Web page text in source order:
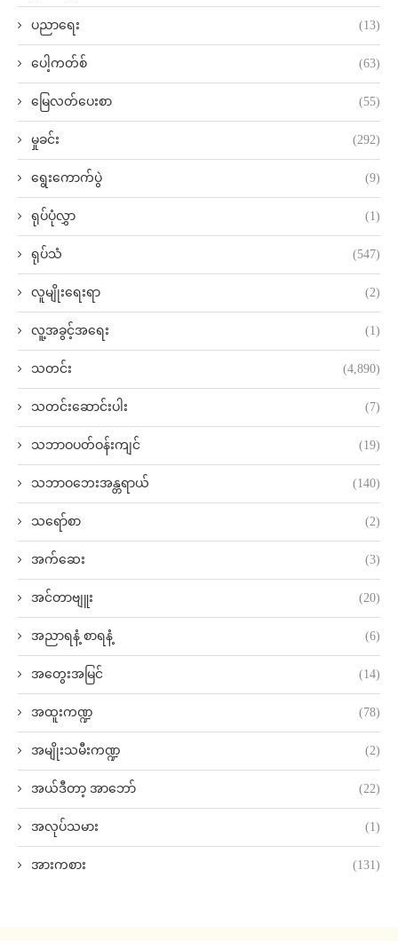
ပညာရေး (13)
ပေါ့ကတ်စ် (63)
မြေလတ်ပေးစာ (55)
မှုခင်း (292)
ရွေးကောက်ပွဲ (9)
ရုပ်ပုံလွှာ (1)
ရုပ်သံ (547)
လူမျိုးရေးရာ (2)
လူ့အခွင့်အရေး (1)
သတင်း (4,890)
သတင်းဆောင်းပါး (7)
သဘာဝပတ်ဝန်းကျင် (19)
သဘာဝဘေးအန္တရာယ် (140)
သရော်စာ (2)
အက်ဆေး (3)
အင်တာဗျူး (20)
အညာရနံ့ စာရနံ့ (6)
အတွေးအမြင် (14)
အထူးကဏ္ဍ (78)
အမျိုးသမီးကဏ္ဍ (2)
အယ်ဒီတာ့ အာဘော် (22)
အလုပ်သမား (1)
အားကစား (131)